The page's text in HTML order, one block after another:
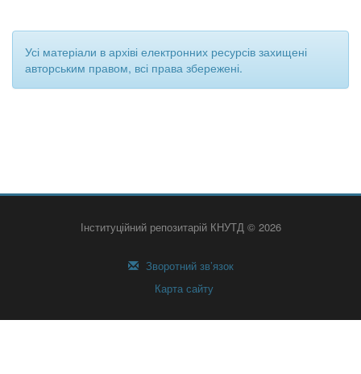
Усі матеріали в архіві електронних ресурсів захищені
авторським правом, всі права збережені.
Інституційний репозитарій КНУТД © 2026
Зворотний зв’язок
Карта сайту